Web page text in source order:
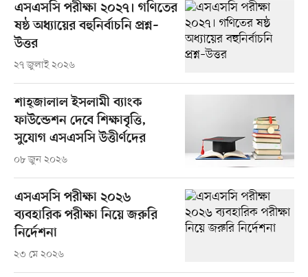
এসএসসি পরীক্ষা ২০২৭। গণিতের
ষষ্ঠ অধ্যায়ের বহুনির্বাচনি প্রশ্ন–
উত্তর
২৭ জুলাই ২০২৬
শাহ্‌জালাল ইসলামী ব্যাংক
ফাউন্ডেশন দেবে শিক্ষাবৃত্তি,
সুযোগ এসএসসি উত্তীর্ণদের
০৮ জুন ২০২৬
এসএসসি পরীক্ষা ২০২৬
ব্যবহারিক পরীক্ষা নিয়ে জরুরি
নির্দেশনা
২৩ মে ২০২৬